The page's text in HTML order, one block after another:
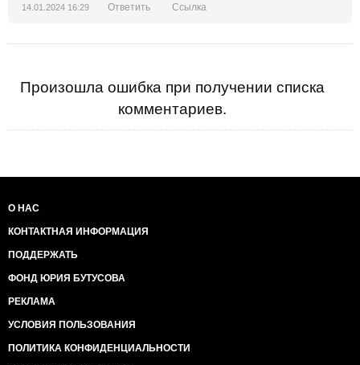
14.01.2024 16:29 Ответить Ссылка
Произошла ошибка при получении списка
комментариев.
О НАС
КОНТАКТНАЯ ИНФОРМАЦИЯ
ПОДДЕРЖАТЬ
ФОНД ЮРИЯ БУТУСОВА
РЕКЛАМА
УСЛОВИЯ ПОЛЬЗОВАНИЯ
ПОЛИТИКА КОНФИДЕНЦИАЛЬНОСТИ